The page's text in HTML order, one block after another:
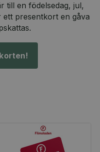
till en födelsedag, jul,
ett presentkort en gåva